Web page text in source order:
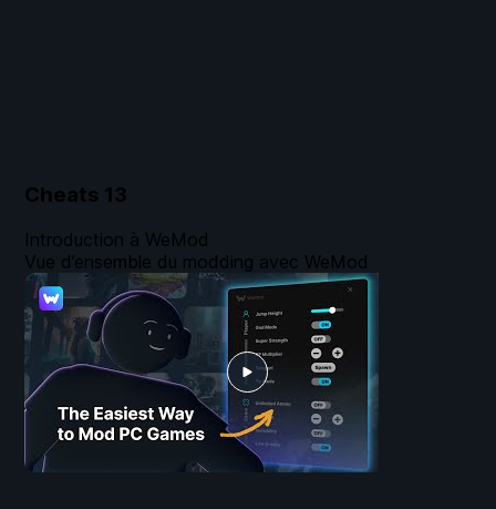
Cheats 13
Introduction à WeMod
Vue d’ensemble du modding avec WeMod